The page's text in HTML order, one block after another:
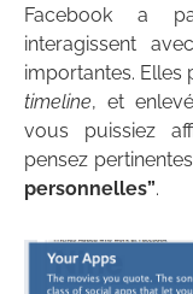
Facebook a
interagissent
importantes. Elles
timeline, et
vous puissiez
pensez
personnelles”.